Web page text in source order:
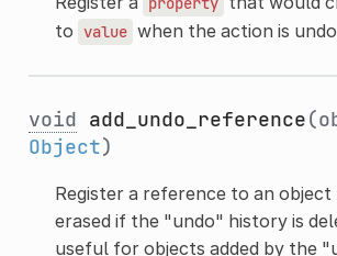
to value when the action is
void add_undo_reference
Object)
Register a reference to an
erased if the "undo" history is
useful for objects added by the